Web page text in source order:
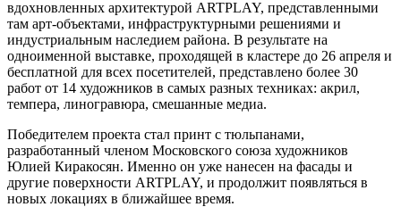
вдохновленных архитектурой ARTPLAY, представленными
там арт-объектами, инфраструктурными решениями и
индустриальным наследием района. В результате на
одноименной выставке, проходящей в кластере до 26 апреля и
бесплатной для всех посетителей, представлено более 30
работ от 14 художников в самых разных техниках: акрил,
темпера, линогравюра, смешанные медиа.
Победителем проекта стал принт с тюльпанами,
разработанный членом Московского союза художников
Юлией Киракосян. Именно он уже нанесен на фасады и
другие поверхности ARTPLAY, и продолжит появляться в
новых локациях в ближайшее время.